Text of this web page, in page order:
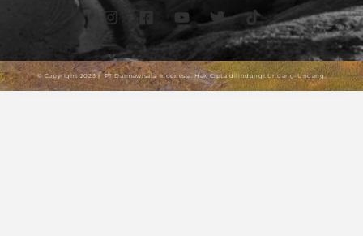
© Copyright 2023 | PT Darmawisata Indonesia. Hak Cipta dilindungi Undang-Undang.